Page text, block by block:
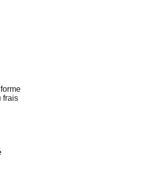
frais